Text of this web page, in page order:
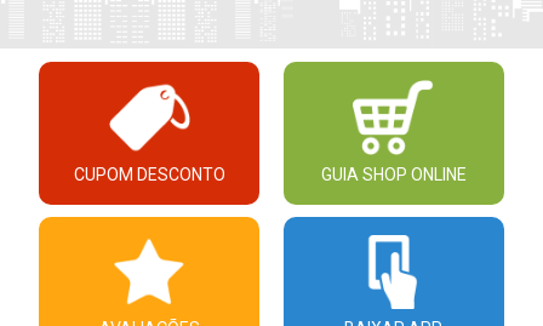
CUPOM DESCONTO GUIA SHOP ONLINE